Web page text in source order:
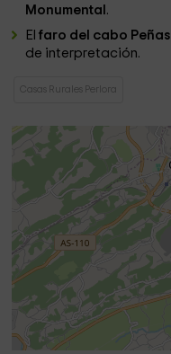
Monumental .
Elfaro del cabo Peñas
de interpretación.
Casas Rurales Perlora